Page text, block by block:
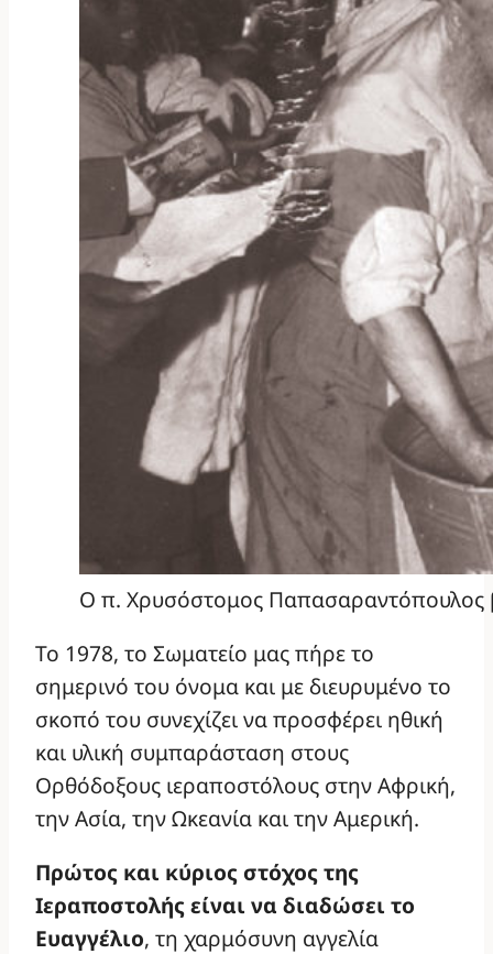
Ο π. Χρυσόστομος Παπασαραντόπουλος
Το 1978, το Σωματείο μας πήρε το
σημερινό του όνομα και με διευρυμένο το
σκοπό του συνεχίζει να προσφέρει ηθική
και υλική συμπαράσταση στους
Ορθόδοξους ιεραποστόλους στην Αφρική,
την Ασία, την Ωκεανία και την Αμερική.
Πρώτος και κύριος στόχος της
Ιεραποστολής είναι να διαδώσει το
Ευαγγέλιο, τη χαρμόσυνη αγγελία